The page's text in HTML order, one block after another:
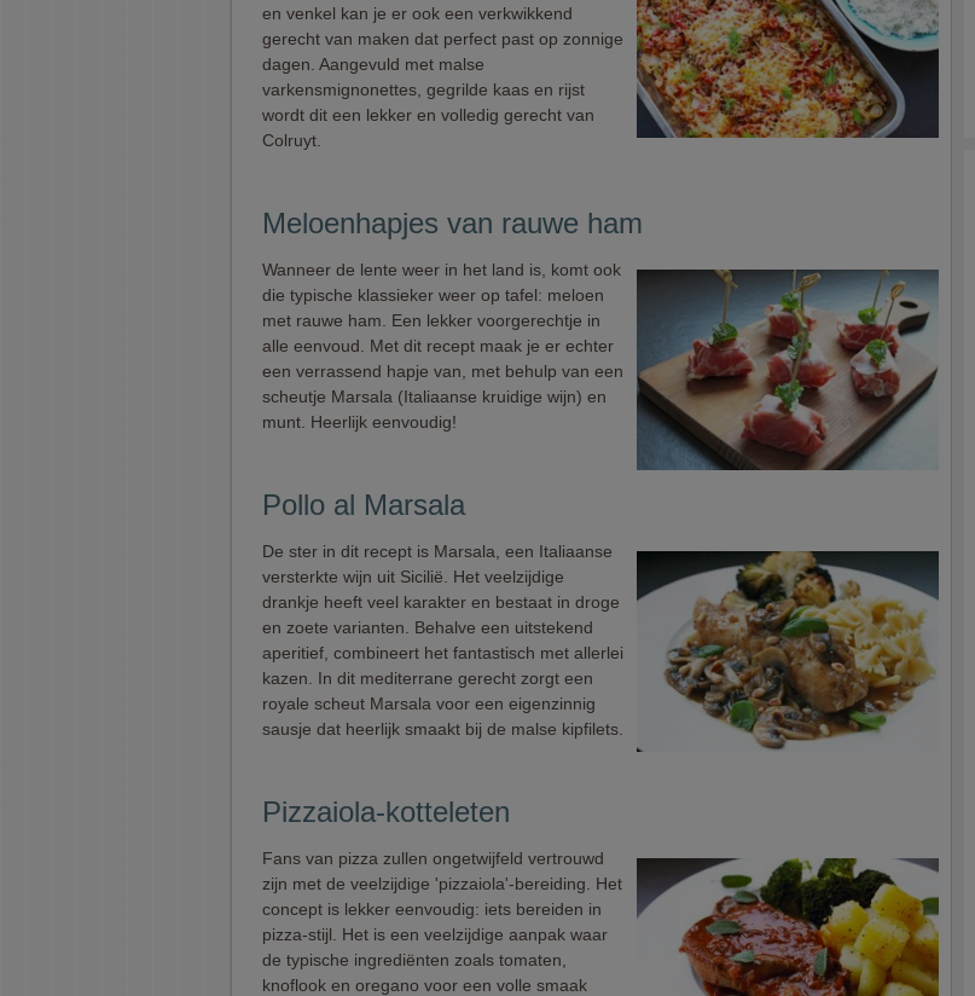
en venkel kan je er ook een verkwikkend
gerecht van maken dat perfect past op zonnige
dagen. Aangevuld met malse
varkensmignonettes, gegrilde kaas en rijst
wordt dit een lekker en volledig gerecht van
Colruyt.
Meloenhapjes van rauwe ham
Wanneer de lente weer in het land is, komt ook
die typische klassieker weer op tafel: meloen
met rauwe ham. Een lekker voorgerechtje in
alle eenvoud. Met dit recept maak je er echter
een verrassend hapje van, met behulp van een
scheutje Marsala (Italiaanse kruidige wijn) en
munt. Heerlijk eenvoudig!
Pollo al Marsala
De ster in dit recept is Marsala, een Italiaanse
versterkte wijn uit Sicilië. Het veelzijdige
drankje heeft veel karakter en bestaat in droge
en zoete varianten. Behalve een uitstekend
aperitief, combineert het fantastisch met allerlei
kazen. In dit mediterrane gerecht zorgt een
royale scheut Marsala voor een eigenzinnig
sausje dat heerlijk smaakt bij de malse kipfilets.
Pizzaiola-kotteleten
Fans van pizza zullen ongetwijfeld vertrouwd
zijn met de veelzijdige 'pizzaiola'-bereiding. Het
concept is lekker eenvoudig: iets bereiden in
pizza-stijl. Het is een veelzijdige aanpak waar
de typische ingrediënten zoals tomaten,
knoflook en oregano voor een volle smaak